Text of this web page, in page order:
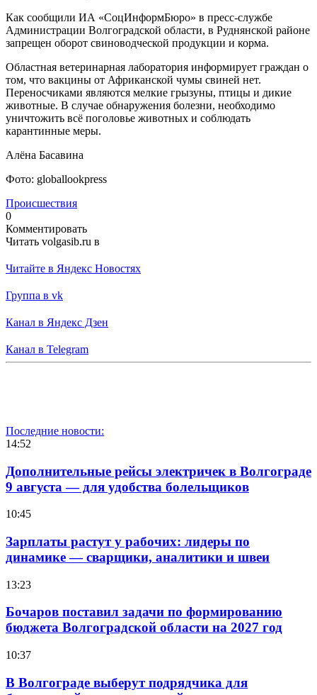
Как сообщили ИА «СоцИнформБюро» в пресс-службе
Администрации Волгоградской области, в Руднянской районе
запрещен оборот свиноводческой продукции и корма.
Областная ветеринарная лаборатория информирует граждан о
том, что вакцины от Африканской чумы свиней нет.
Переносчиками являются мелкие грызуны, птицы и дикие
животные. В случае обнаружения болезни, необходимо
уничтожить всё поголовье животных и соблюдать
карантинные меры.
Алёна Басавина
Фото: globallookpress
Происшествия
0
Комментировать
Читать volgasib.ru в
Читайте в Яндекс Новостях
Группа в vk
Канал в Яндекс Дзен
Канал в Telegram
Последние новости:
14:52
Дополнительные рейсы электричек в Волгограде
9 августа — для удобства болельщиков
10:45
Зарплаты растут у рабочих: лидеры по
динамике — сварщики, аналитики и швеи
13:23
Бочаров поставил задачи по формированию
бюджета Волгоградской области на 2027 год
10:37
В Волгограде выберут подрядчика для